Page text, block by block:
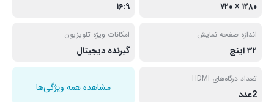
۱۲۸۰ × ۷۲۰ ۱۶:۹
اندازه صفحه نمایش
۳۲ اینچ
امکانات ویژه تلویزیون
گیرنده دیجیتال
تعداد درگاه‌های HDMI
2عدد
مشاهده همه ویژگی‌ها